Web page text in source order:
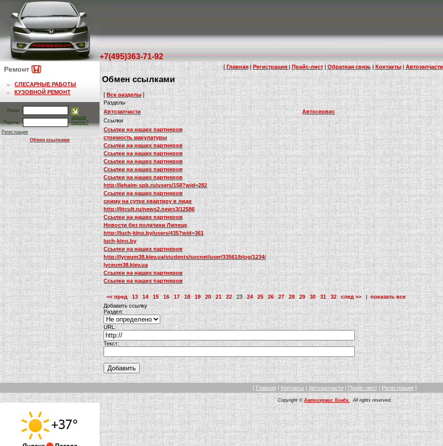
+7(495)363-71-92
Ремонт
СЛЕСАРНЫЕ РАБОТЫ
КУЗОВНОЙ РЕМОНТ
Логин:
Пароль:
забыли
пароль?
Регистрация
Обмен ссылками
[ Главная | Регистрация|Прайс-лист|Обратная связь| Контакты|Автозапчасти
Обмен ссылками
[ Все разделы]
Разделы
Автозапчасти
Автосервис
Ссылки
Ссылки на наших партнеров
стоимость макулатуры
Ссылки на наших партнеров
Ссылки на наших партнеров
Ссылки на наших партнеров
Ссылки на наших партнеров
Ссылки на наших партнеров
http://lehaim-spb.ru/users/158?wid=282
Ссылки на наших партнеров
сниму на сутки квартиру в лиде
http://litcult.ru/news2.news3/12586
Ссылки на наших партнеров
Новости без политики Липецк
http://luch-kino.by/users/435?wid=361
luch-kino.by
Ссылки на наших партнеров
http://lyceum38.kiev.ua/students/socnet/user/33561/blog/1234/
lyceum38.kiev.ua
Ссылки на наших партнеров
Ссылки на наших партнеров
<< пред 13 14 15 16 17 18 19 20 21 222324 25 26 27 28 29 30 31 32 след >>|показать все
Добавить ссылку
Раздел:
URL:
Текст:
[ Главная | Контакты | Автозапчасти| Прайс-лист| Регистрация ]
Copyright ©Автосервис Хонда . All rights reserved.